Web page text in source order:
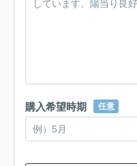
購入希望時期 任意